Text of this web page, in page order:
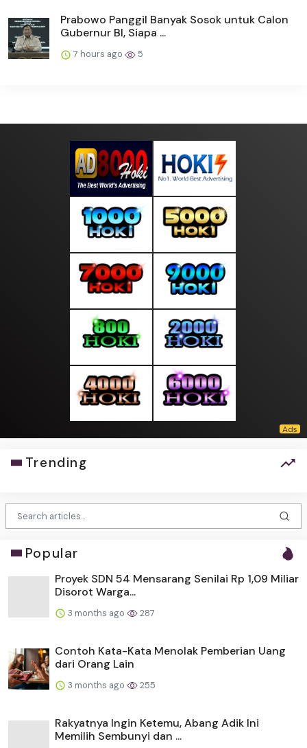
Prabowo Panggil Banyak Sosok untuk Calon
Gubernur BI, Siapa ...
7 hours ago 5
Trending
Popular
Proyek SDN 54 Mensarang Senilai Rp 1,09 Miliar
Disorot Warga...
3 months ago 287
Contoh Kata-Kata Menolak Pemberian Uang
dari Orang Lain
3 months ago 255
Rakyatnya Ingin Ketemu, Abang Adik Ini
Memilih Sembunyi dan ...